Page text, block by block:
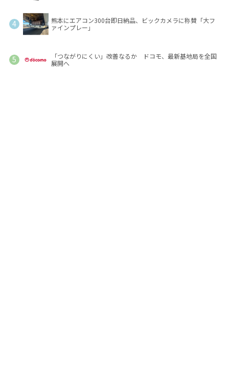
熊本にエアコン300台即日納品、ビックカメラに称賛「大フ
ァインプレー」
「つながりにくい」改善なるか ドコモ、最新基地局を全国
展開へ